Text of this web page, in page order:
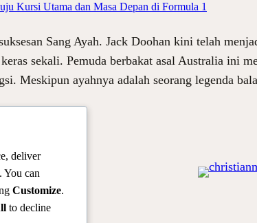
Kursi Utama dan Masa Depan di Formula 1
Sang Ayah. Jack Doohan kini telah
sekali. Pemuda berbakat asal Australia ini
Meskipun ayahnya adalah seorang legenda
deliver
You can
Customize.
to decline